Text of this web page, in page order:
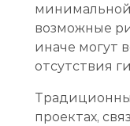
возможные
иначе могут
отсутствия
проектах,